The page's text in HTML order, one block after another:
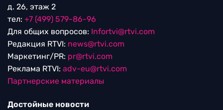
д. 26, этаж 2
тел: +7 (499) 579-86-96
Для общих вопросов: Infortvi@rtvi.com
Редакция RTVI: news@rtvi.com
Маркетинг/PR: pr@rtvi.com
Реклама RTVI: adv-eu@rtvi.com
Партнерские материалы
Достойные новости